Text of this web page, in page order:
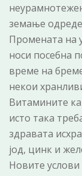
земање
Промената на
носи посебна
време на
некои
Витамините
исто така
здравата
јод, цинк и
Новите